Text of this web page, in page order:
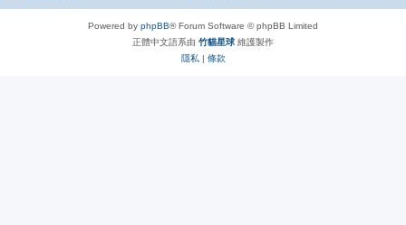
Powered by phpBB® Forum Software © phpBB Limited
正體中文語系由 竹貓星球 維護製作
隱私 | 條款